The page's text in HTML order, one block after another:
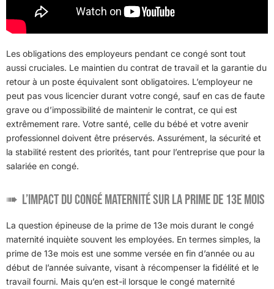
Les obligations des employeurs pendant ce congé sont tout
aussi cruciales. Le maintien du contrat de travail et la garantie du
retour à un poste équivalent sont obligatoires. L’employeur ne
peut pas vous licencier durant votre congé, sauf en cas de faute
grave ou d’impossibilité de maintenir le contrat, ce qui est
extrêmement rare. Votre santé, celle du bébé et votre avenir
professionnel doivent être préservés. Assurément, la sécurité et
la stabilité restent des priorités, tant pour l’entreprise que pour la
salariée en congé.
L’impact du congé maternité sur la prime de 13e mois
La question épineuse de la prime de 13e mois durant le congé
maternité inquiète souvent les employées. En termes simples, la
prime de 13e mois est une somme versée en fin d’année ou au
début de l’année suivante, visant à récompenser la fidélité et le
travail fourni. Mais qu’en est-il lorsque le congé maternité